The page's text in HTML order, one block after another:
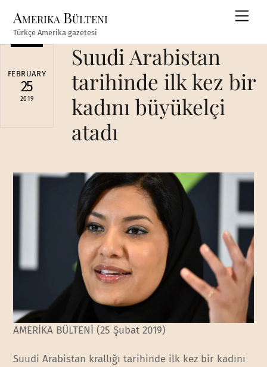
content
Amerika Bülteni
Türkçe Amerika gazetesi
FEBRUARY
25
2019
Suudi Arabistan
tarihinde ilk kez bir
kadını büyükelçi
atadı
AMERİKA BÜLTENİ (25 Şubat 2019)
Suudi Arabistan krallığı tarihinde ilk kez bir kadını